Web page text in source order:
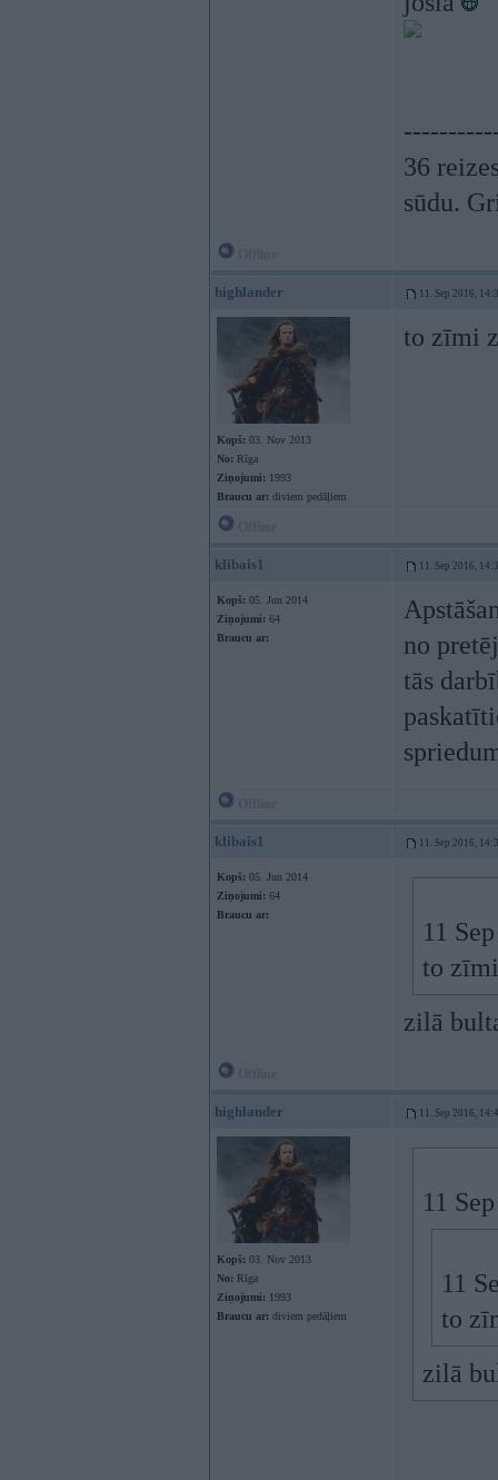
36
sūdu.
highlander 11. Sep 2016,
Kopš: 03. Nov 2013
No: Rīga
Ziņojumi: 1993
Braucu ar: diviem pedāļiem
to zīmi
klibais1 11. Sep 2016,
Kopš: 05. Jun 2014
Ziņojumi: 64
Braucu ar:
no
tās
klibais1 11. Sep 2016,
Kopš: 05. Jun 2014
Ziņojumi: 64
Braucu ar:
11
to
zilā
highlander 11. Sep 2016,
Kopš: 03. Nov 2013
No: Rīga
Ziņojumi: 1993
Braucu ar: diviem pedāļiem
11
11
to
zilā